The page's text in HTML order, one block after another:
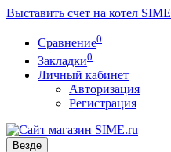
Выставить счет на котел SIME
Сравнение0
Закладки0
Личный кабинет
Авторизация
Регистрация
Везде